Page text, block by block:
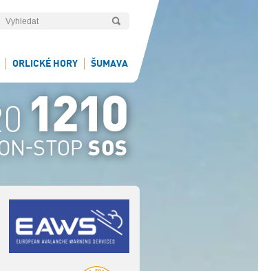
ORLICKÉ HORY ŠUMAVA